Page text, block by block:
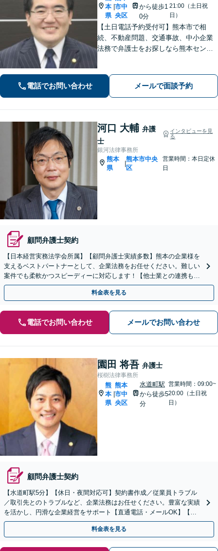
本
県
市中
央区
から徒歩1
0分
21:00（土日祝
日）
【土日電話予約受付可】熊本市で相
続、不動産問題、交通事故、中小企業
法務で弁護士をお探しなら熊本セント
受付可】【休日・夜間相談可】
電話でお問い合わせ メールで面談予約
河口 大輔 弁護
士
インタビューを見
る
銀河法律事務所
熊本
県
|
熊本市中央
区
営業時間：本日定休
日
顧問弁護士契約
【日本経営実務法学会所属】【顧問弁護士実績多数】熊本の企業様を
支えるベストパートナーとして、企業法務をお任せください。難しい
案件でも柔軟かつスピーディーに対応します！【他士業との連携も充
実】
料金表を見る
電話でお問い合わせ メールでお問い合わせ
園田 将吾 弁護士
桜樹法律事務所
熊
本
県
|
熊本
市中
央区
水道町駅
から徒歩5
分
営業時間：09:00~
20:00（土日祝
日）
顧問弁護士契約
【水道町駅5分】【休日・夜間対応可】契約書作成／従業員トラブル
／取引先とのトラブルなど、企業法務はお任せください。豊富な実績
を活かし、円滑な企業経営をサポート【直通電話・メールOK】【不
動産・介護業界に精通】リーズナブルな料金プランあり
料金表を見る